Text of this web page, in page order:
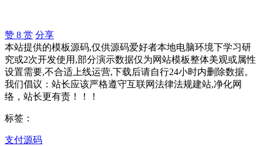
赞 8 赏 分享
本站提供的模板源码,仅供源码爱好者本地电脑环境下学习研
究或2次开发使用,部分演示数据仅为网站模板整体美观或属性
设置需要,不合适上线运营,下载后请自行24小时内删除数据。
我们倡议：站长应该严格遵守互联网法律法规建站,净化网
络，站长更有责！！！
标签：
支付源码